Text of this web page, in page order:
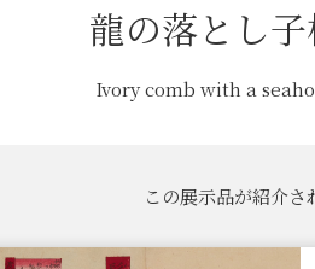
龍の落とし
Ivory comb with a
この展示品が紹介